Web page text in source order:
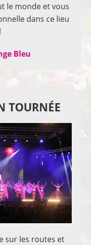
le monde et vous
dans ce lieu
Bleu
TOURNÉE
sur les routes et